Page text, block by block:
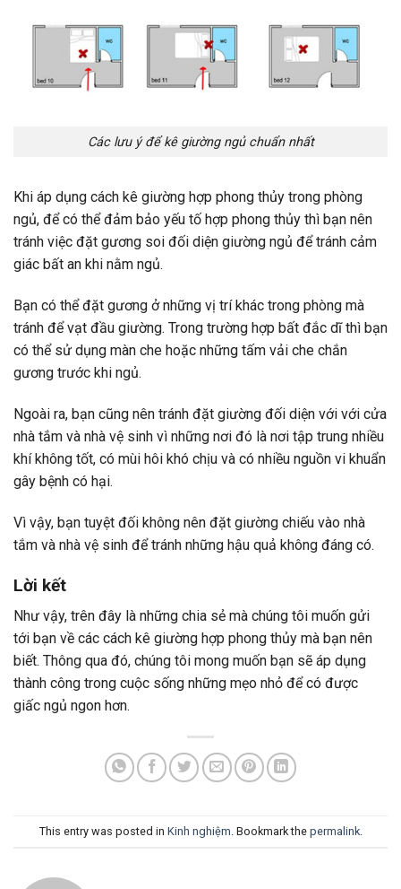
Các lưu ý để kê giường ngủ chuẩn nhất
Khi áp dụng cách kê giường hợp phong thủy trong phòng
ngủ, để có thể đảm bảo yếu tố hợp phong thủy thì bạn nên
tránh việc đặt gương soi đối diện giường ngủ để tránh cảm
giác bất an khi nằm ngủ.
Bạn có thể đặt gương ở những vị trí khác trong phòng mà
tránh để vạt đầu giường. Trong trường hợp bất đắc dĩ thì bạn
có thể sử dụng màn che hoặc những tấm vải che chắn
gương trước khi ngủ.
Ngoài ra, bạn cũng nên tránh đặt giường đối diện với với cửa
nhà tắm và nhà vệ sinh vì những nơi đó là nơi tập trung nhiều
khí không tốt, có mùi hôi khó chịu và có nhiều nguồn vi khuẩn
gây bệnh có hại.
Vì vậy, bạn tuyệt đối không nên đặt giường chiếu vào nhà
tắm và nhà vệ sinh để tránh những hậu quả không đáng có.
Lời kết
Như vậy, trên đây là những chia sẻ mà chúng tôi muốn gửi
tới bạn về các cách kê giường hợp phong thủy mà bạn nên
biết. Thông qua đó, chúng tôi mong muốn bạn sẽ áp dụng
thành công trong cuộc sống những mẹo nhỏ để có được
giấc ngủ ngon hơn.
This entry was posted in Kinh nghiệm . Bookmark the permalink.